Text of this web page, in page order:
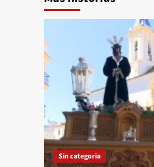
Sin categoria